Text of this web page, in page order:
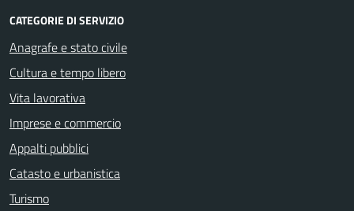
CATEGORIE DI SERVIZIO
Anagrafe e stato civile
Cultura e tempo libero
Vita lavorativa
Imprese e commercio
Appalti pubblici
Catasto e urbanistica
Turismo